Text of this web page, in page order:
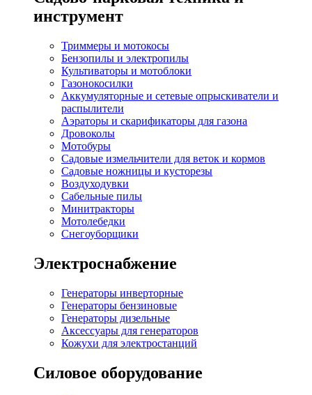
инструмент
Триммеры и мотокосы
Бензопилы и электропилы
Культиваторы и мотоблоки
Газонокосилки
Аккумуляторные и сетевые опрыскиватели и
распылители
Аэраторы и скарификаторы для газона
Дровоколы
Мотобуры
Садовые измельчители для веток и кормов
Садовые ножницы и кусторезы
Воздуходувки
Сабельные пилы
Минитракторы
Мотолебедки
Снегоуборщики
Электроснабжение
Генераторы инверторные
Генераторы бензиновые
Генераторы дизельные
Аксессуары для генераторов
Кожухи для электростанций
Силовое оборудование